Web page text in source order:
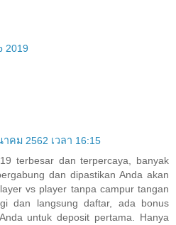
2019
คม 2562 เวลา 16:15
terbesar dan terpercaya, banyak
dan dipastikan Anda akan
vs player tanpa campur tangan
dan langsung daftar, ada bonus
untuk deposit pertama. Hanya